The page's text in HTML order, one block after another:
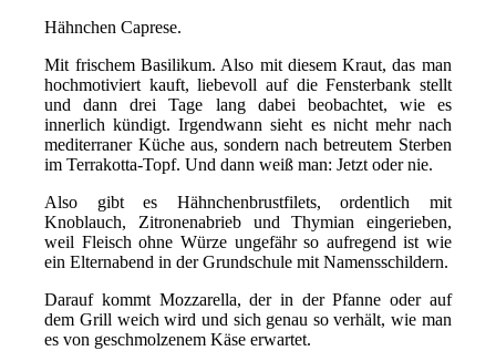
Hähnchen Caprese.
Mit frischem Basilikum. Also mit diesem Kraut, das man
hochmotiviert kauft, liebevoll auf die Fensterbank stellt
und dann drei Tage lang dabei beobachtet, wie es
innerlich kündigt. Irgendwann sieht es nicht mehr nach
mediterraner Küche aus, sondern nach betreutem Sterben
im Terrakotta-Topf. Und dann weiß man: Jetzt oder nie.
Also gibt es Hähnchenbrustfilets, ordentlich mit
Knoblauch, Zitronenabrieb und Thymian eingerieben,
weil Fleisch ohne Würze ungefähr so aufregend ist wie
ein Elternabend in der Grundschule mit Namensschildern.
Darauf kommt Mozzarella, der in der Pfanne oder auf
dem Grill weich wird und sich genau so verhält, wie man
es von geschmolzenem Käse erwartet.